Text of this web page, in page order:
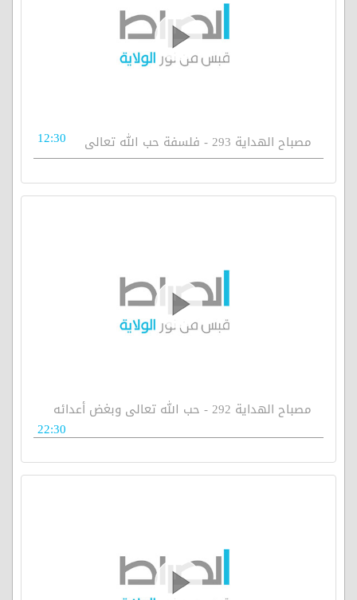
مصباح الهداية 293 - فلسفة حب الله تعالى 12:30
مصباح الهداية 292 - حب الله تعالى وبغض أعدائه
22:30